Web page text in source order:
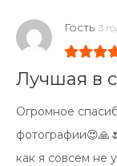
Гость 3
Лучшая в
Огромное
как я совсем не